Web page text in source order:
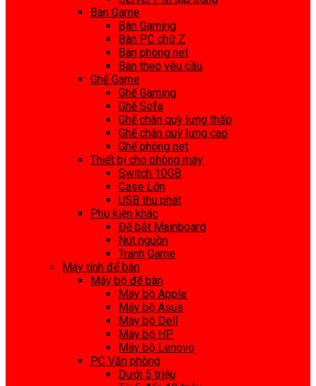
Bàn Game
Bàn Gaming
Bàn PC chữ Z
Bàn phòng net
Bàn theo yêu cầu
Ghế Game
Ghế Gaming
Ghế Sofa
Ghế chân quỳ lưng thấp
Ghế chân quỳ lưng cao
Ghế phòng net
Thiết bị cho phòng máy
Switch 10GB
Case Lớn
USB thu phát
Phụ kiện khác
Đế bắt Mainboard
Nút nguồn
Tranh Game
Máy tính để bàn
Máy bộ để bàn
Máy bộ Apple
Máy bộ Asus
Máy bộ Dell
Máy bộ HP
Máy bộ Lenovo
PC Văn phòng
Dưới 5 triệu